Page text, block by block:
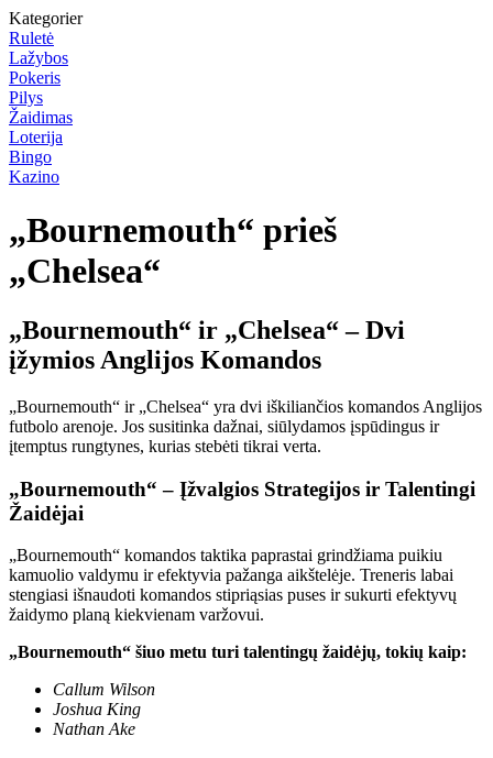
Kategorier
Ruletė
Lažybos
Pokeris
Pilys
Žaidimas
Loterija
Bingo
Kazino
„Bournemouth“ prieš
„Chelsea“
„Bournemouth“ ir „Chelsea“ – Dvi
įžymios Anglijos Komandos
„Bournemouth“ ir „Chelsea“ yra dvi iškiliančios komandos Anglijos
futbolo arenoje. Jos susitinka dažnai, siūlydamos įspūdingus ir
įtemptus rungtynes, kurias stebėti tikrai verta.
„Bournemouth“ – Įžvalgios Strategijos ir Talentingi
Žaidėjai
„Bournemouth“ komandos taktika paprastai grindžiama puikiu
kamuolio valdymu ir efektyvia pažanga aikštelėje. Treneris labai
stengiasi išnaudoti komandos stipriąsias puses ir sukurti efektyvų
žaidymo planą kiekvienam varžovui.
„Bournemouth“ šiuo metu turi talentingų žaidėjų, tokių kaip:
Callum Wilson
Joshua King
Nathan Ake